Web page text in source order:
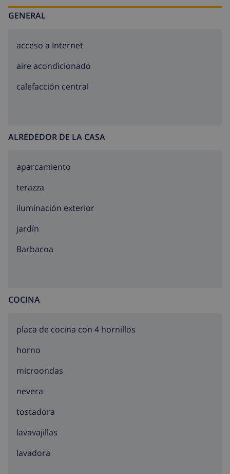
familias por su privacidad.
GENERAL
acceso a Internet
aire acondicionado
calefacción central
ALREDEDOR DE LA CASA
aparcamiento
terazza
iluminación exterior
jardín
barbacoa
COCINA
placa de cocina con 4 hornillos
horno
microondas
nevera
tostadora
lavavajillas
lavadora